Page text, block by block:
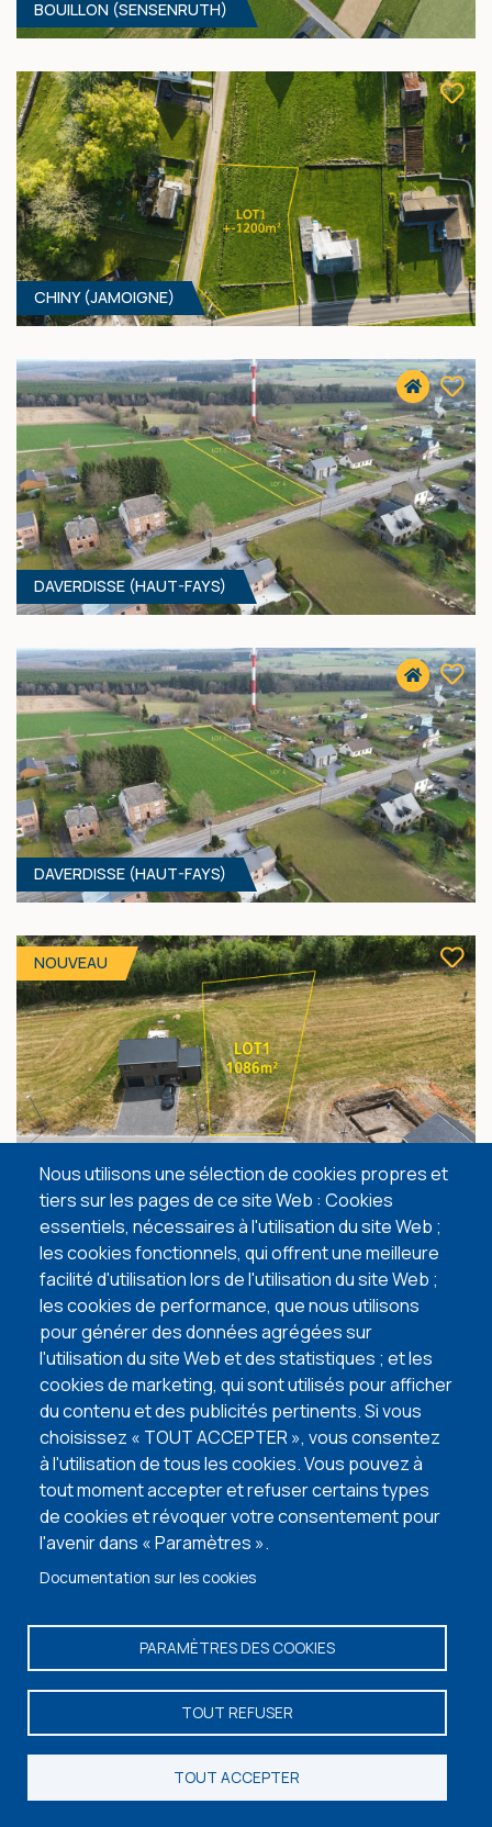
Restez informé de
nos nouveautés
69 900 € HF*
60 000 € HF*
BOUILLON (SENSENRUTH)
77 000 € HF*
CHINY (JAMOIGNE)
70 005 € HF*
DAVERDISSE (HAUT-FAYS)
1130 M² - 20.80 MÈTRES À RUE
79 100 €
DAVERDISSE (HAUT-FAYS)
1086 M² - 9.00 MÈTRES À RUE
90 000 €
NOUVEAU
688 M² - 11.00 MÈTRES À RUE
70 000 €
DURBUY ( BARVAUX ) 2
NOUVEAU
DURBUY ( BOMAL ) 1
NOUVEAU
Nous utilisons une sélection de cookies propres et
tiers sur les pages de ce site Web : Cookies
essentiels, nécessaires à l'utilisation du site Web ;
les cookies fonctionnels, qui offrent une meilleure
facilité d'utilisation lors de l'utilisation du site Web ;
les cookies de performance, que nous utilisons
pour générer des données agrégées sur
l'utilisation du site Web et des statistiques ; et les
cookies de marketing, qui sont utilisés pour afficher
du contenu et des publicités pertinents. Si vous
choisissez « TOUT ACCEPTER », vous consentez
à l'utilisation de tous les cookies. Vous pouvez à
tout moment accepter et refuser certains types
de cookies et révoquer votre consentement pour
l'avenir dans « Paramètres ».
Documentation sur les cookies
PARAMÈTRES DES COOKIES
TOUT REFUSER
TOUT ACCEPTER